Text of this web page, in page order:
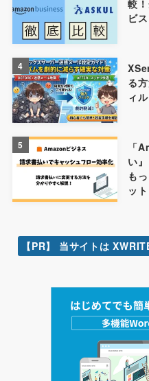
較
ビ
4
る
ィ
5
「
い
も
ッ
【PR】 当サイトは